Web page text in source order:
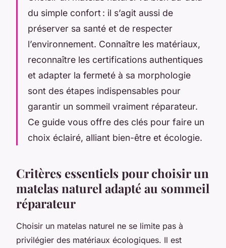
du simple confort : il s’agit aussi de
préserver sa santé et de respecter
l’environnement. Connaître les matériaux,
reconnaître les certifications authentiques
et adapter la fermeté à sa morphologie
sont des étapes indispensables pour
garantir un sommeil vraiment réparateur.
Ce guide vous offre des clés pour faire un
choix éclairé, alliant bien-être et écologie.
Critères essentiels pour choisir un
matelas naturel adapté au sommeil
réparateur
Choisir un matelas naturel ne se limite pas à
privilégier des matériaux écologiques. Il est